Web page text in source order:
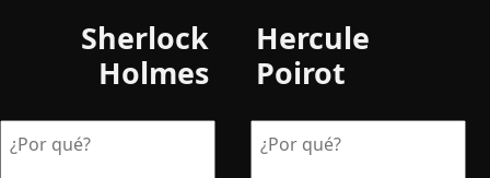
Sherlock
Holmes
Hercule
Poirot